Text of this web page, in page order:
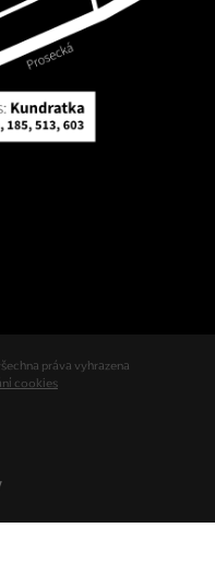
práva vyhrazena
cookies